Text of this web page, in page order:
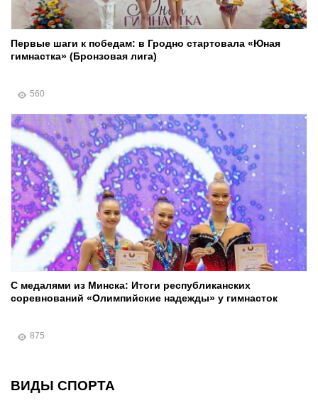
Первые шаги к победам: в Гродно стартовала «Юная
гимнастка» (Бронзовая лига)
560
С медалями из Минска: Итоги республиканских
соревнований «Олимпийские надежды» у гимнасток
875
ВИДЫ СПОРТА